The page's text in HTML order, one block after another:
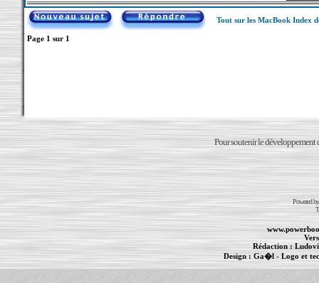
Tout sur les MacBook Index
Page 1 sur 1
Pour soutenir le développement
Powered
Rédaction :
Design : Ga�l- Logo et
-